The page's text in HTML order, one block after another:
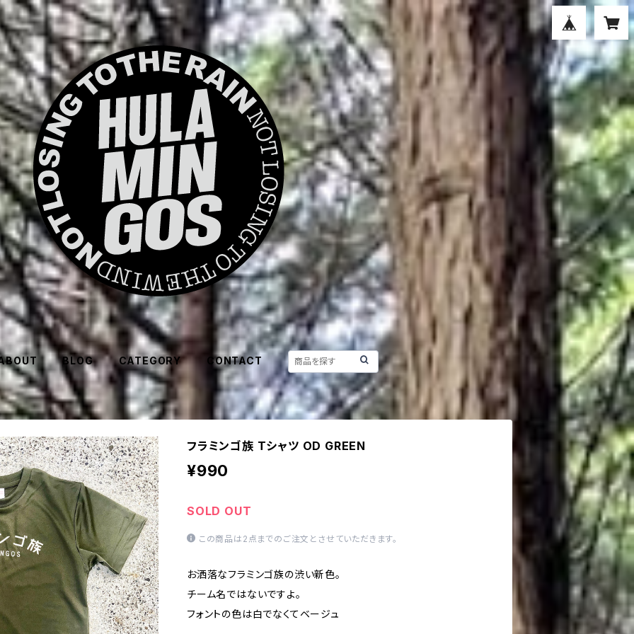
BLOG CATEGORY CONTACT
フラミンゴ族 Tシャツ OD GREEN
¥990
SOLD OUT
この商品は2点までのご注文とさせていただきます。
お洒落なフラミンゴ族の渋い新色。
チーム名ではないですよ。
フォントの色は白でなくてベージュ